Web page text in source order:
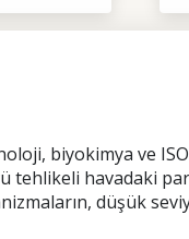
biyokimya ve
tehlikeli havadaki
düşük